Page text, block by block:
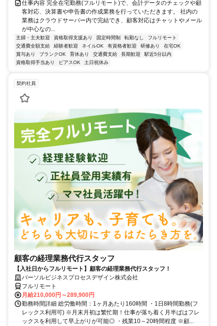
仕事内容 完全在宅勤務(フルリモート)で、会計データのチェックや顧
客対応、決算書や申告書の作成業務を行っていただきます。 社内の
業務はクラウドサーバー内で完結でき、顧客対応はチャットやメール
が中心なの...
主婦・主夫歓迎 資格取得支援あり 固定時間制 転勤なし
フルリモート
交通費全額支給
経験者歓迎 ネイルOK 有資格者歓迎 研修あり
在宅OK
賞与あり
ブランクOK 育休あり 交通費支給 長期歓迎
駅近5分以内
資格取得手当あり
ピアスOK 土日祝休み
契約社員
顧客の経理業務代行スタッフ
【入社日からフルリモート】顧客の経理業務代行スタッフ！
パーソルビジネスプロセスデザイン株式会社
フルリモート
月給210,000円～289,900円
勤務時間詳細 総労働時間：1ヶ月あたり160時間 ・1日8時間勤務(フ
レックス利用可) ※月末月初は繁忙期！仕事が落ち着く月半ばはフレ
ックスを利用して早上がりが可能◎ ・残業10～20時間程度 ※顧...